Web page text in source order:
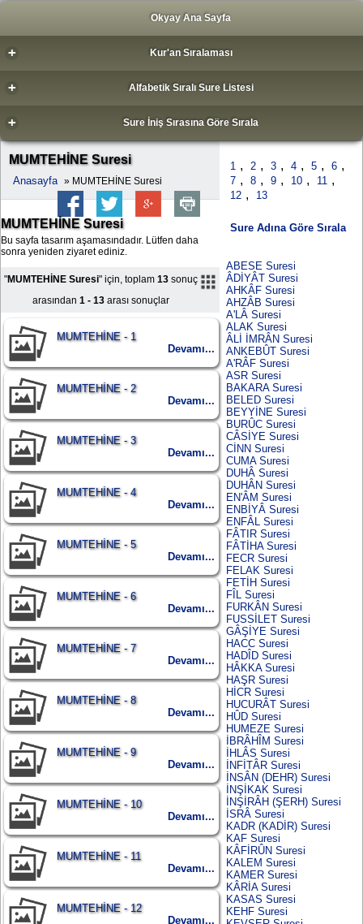
Okyay Ana Sayfa
+ Kur'an Sıralaması
+ Alfabetik Sıralı Sure Listesi
+ Sure İniş Sırasına Göre Sırala
MUMTEHİNE Suresi
Anasayfa » MUMTEHİNE Suresi
MUMTEHİNE Suresi
Bu sayfa tasarım aşamasındadır. Lütfen daha
sonra yeniden ziyaret ediniz.
"MUMTEHİNE Suresi" için, toplam 13sonuç
arasından 1 - 13arası sonuçlar
MUMTEHİNE - 1
Devamı...
MUMTEHİNE - 2
Devamı...
MUMTEHİNE - 3
Devamı...
MUMTEHİNE - 4
Devamı...
MUMTEHİNE - 5
Devamı...
MUMTEHİNE - 6
Devamı...
MUMTEHİNE - 7
Devamı...
MUMTEHİNE - 8
Devamı...
MUMTEHİNE - 9
Devamı...
MUMTEHİNE - 10
Devamı...
MUMTEHİNE - 11
Devamı...
MUMTEHİNE - 12
Devamı...
1 , 2 , 3 , 4 , 5 , 6 ,
7 , 8 , 9 , 10 , 11 ,
12 , 13
Sure Adına Göre Sırala
ABESE Suresi
ÂDİYÂT Suresi
AHKÂF Suresi
AHZÂB Suresi
A'LÂ Suresi
ALAK Suresi
ÂLİ İMRÂN Suresi
ANKEBÛT Suresi
A'RÂF Suresi
ASR Suresi
BAKARA Suresi
BELED Suresi
BEYYİNE Suresi
BURÛC Suresi
CÂSİYE Suresi
CİNN Suresi
CUMA Suresi
DUHÂ Suresi
DUHÂN Suresi
EN'ÂM Suresi
ENBİYÂ Suresi
ENFÂL Suresi
FÂTIR Suresi
FÂTİHA Suresi
FECR Suresi
FELAK Suresi
FETİH Suresi
FÎL Suresi
FURKÂN Suresi
FUSSİLET Suresi
GÂŞİYE Suresi
HACC Suresi
HADÎD Suresi
HÂKKA Suresi
HAŞR Suresi
HİCR Suresi
HUCURÂT Suresi
HÛD Suresi
HUMEZE Suresi
İBRÂHÎM Suresi
İHLÂS Suresi
İNFİTÂR Suresi
İNSÂN (DEHR) Suresi
İNŞİKAK Suresi
İNŞİRÂH (ŞERH) Suresi
İSRÂ Suresi
KADR (KADİR) Suresi
KAF Suresi
KÂFİRÛN Suresi
KALEM Suresi
KAMER Suresi
KÂRİA Suresi
KASAS Suresi
KEHF Suresi